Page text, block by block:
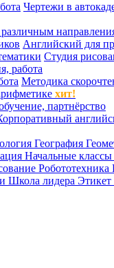
Чертежи в
Английский для
Студия
работа
Методика
хит!
партнёрство
География
Начальные классы
Робототехника
Школа лидера Этикет